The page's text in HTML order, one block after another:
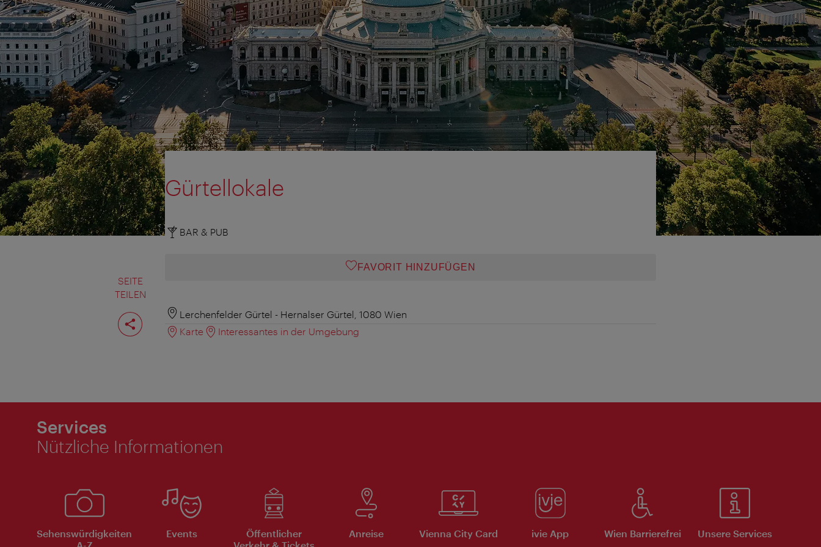
SEITE
TEILEN
Seite
teilen
Gürtellokale
BAR & PUB
FAVORIT HINZUFÜGEN
Lerchenfelder Gürtel - Hernalser Gürtel, 1080 Wien
Karte
Interessantes in der Umgebung
Services
Nützliche Informationen
Sehenswürdigkeiten
Events
Öffentlicher
Anreise Vienna City Card ivie App Wien Barrierefrei Unsere Services